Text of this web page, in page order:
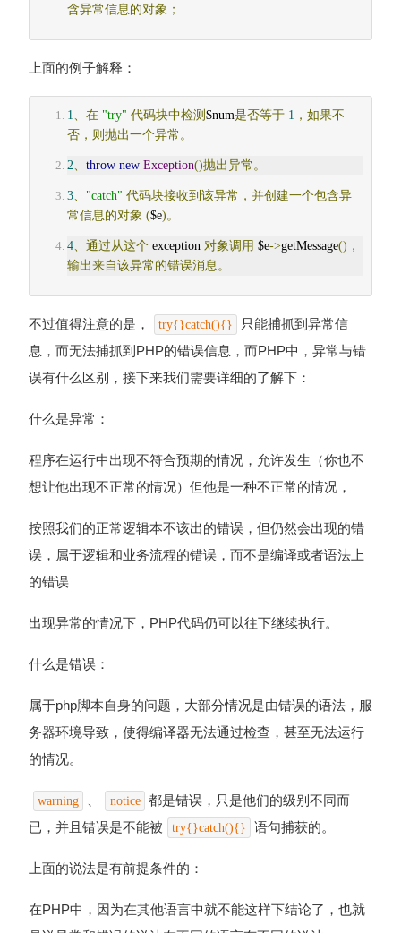
含异常信息的对象；
上面的例子解释：
1 、在 "try" 代码块中检测 $num是否等于 1 ，如果不
否，则抛出一个异常。
2 throw new Exception()抛出异常。
3、 "catch" 代码块接收到该异常，并创建一个包含异
常信息的对象 ($e)。
4、通过从这个 exception 对象调用 $e->getMessage()，
输出来自该异常的错误消息。
不过值得注意的是， try{}catch(){}
只能捕抓到异常信
息，而无法捕抓到PHP的错误信息，而PHP中，异常与错
误有什么区别，接下来我们需要详细的了解下：
什么是异常：
程序在运行中出现不符合预期的情况，允许发生（你也不
想让他出现不正常的情况）但他是一种不正常的情况，
按照我们的正常逻辑本不该出的错误，但仍然会出现的错
误，属于逻辑和业务流程的错误，而不是编译或者语法上
的错误
出现异常的情况下，PHP代码仍可以往下继续执行。
什么是错误：
属于php脚本自身的问题，大部分情况是由错误的语法，服
务器环境导致，使得编译器无法通过检查，甚至无法运行
的情况。
warning notice
都是错误，只是他们的级别不同而
已，并且错误是不能被
try{}catch(){} 语句捕获的。
上面的说法是有前提条件的：
在PHP中，因为在其他语言中就不能这样下结论了，也就